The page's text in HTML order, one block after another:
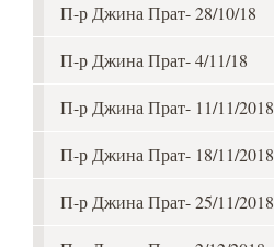
П-р Джина Прат- 28/10/18
П-р Джина Прат- 4/11/18
П-р Джина Прат- 11/11/2018
П-р Джина Прат- 18/11/2018
П-р Джина Прат- 25/11/2018